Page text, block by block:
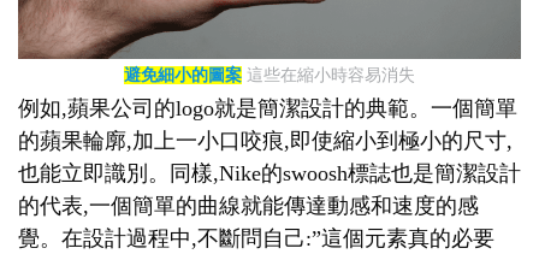
避免細小的圖案 這些在縮小時容易消失
例如,蘋果公司的logo就是簡潔設計的典範。一個簡單
的蘋果輪廓,加上一小口咬痕,即使縮小到極小的尺寸,
也能立即識別。同樣,Nike的swoosh標誌也是簡潔設計
的代表,一個簡單的曲線就能傳達動感和速度的感
覺。在設計過程中,不斷問自己:”這個元素真的必要